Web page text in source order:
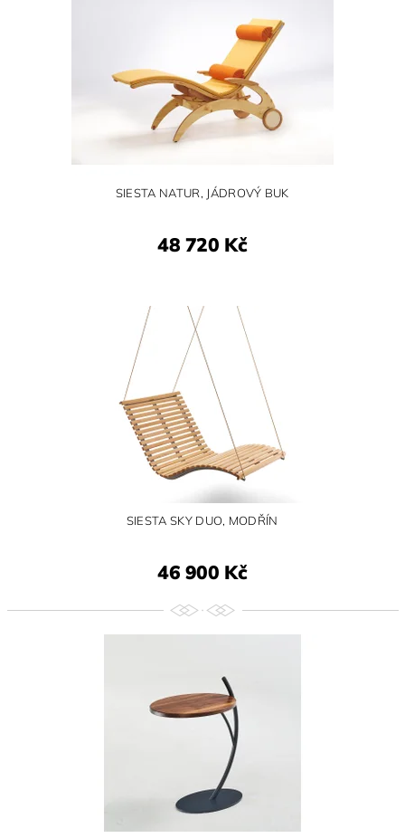
SIESTA NATUR, JÁDROVÝ BUK
48 720 Kč
SIESTA SKY DUO, MODŘÍN
46 900 Kč